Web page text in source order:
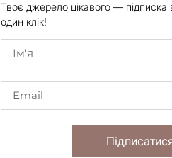
Твоє джерело цікавого — підписка
один клік!